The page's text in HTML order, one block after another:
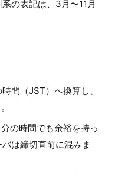
の表記は、3月〜11月
間（JST）へ換算し、
の時間でも余裕を持っ
は締切直前に混みま